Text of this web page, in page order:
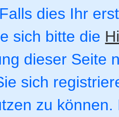
dies Ihr
sich bitte die
dieser Seite
sich
zu